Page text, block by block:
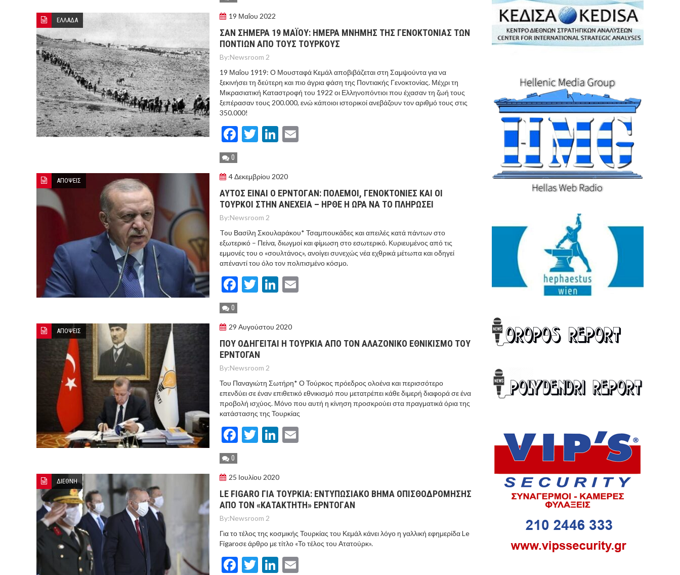
ΕΛΛΑΔΑ 19 Μαΐου 2022
ΣΑΝ ΣΗΜΕΡΑ 19 ΜΑΪΟΥ: ΗΜΕΡΑ ΜΝΗΜΗΣ ΤΗΣ ΓΕΝΟΚΤΟΝΙΑΣ ΤΩΝ
ΠΟΝΤΙΩΝ ΑΠΟ ΤΟΥΣ ΤΟΥΡΚΟΥΣ
By:Newsroom 2
19 Μαΐου 1919: Ο Μουσταφά Κεμάλ αποβιβάζεται στη Σαμψούντα για να
ξεκινήσει τη δεύτερη και πιο άγρια φάση της Ποντιακής Γενοκτονίας. Μέχρι τη
Μικρασιατική Καταστροφή του 1922 οι Ελληνοπόντιοι που έχασαν τη ζωή τους
ξεπέρασαν τους 200.000, ενώ κάποιοι ιστορικοί ανεβάζουν τον αριθμό τους στις
350.000!
Facebook
TwitterLinkedIn
0
ΑΠΟΨΕΙΣ 4 Δεκεμβρίου 2020
ΑΥΤOΣ ΕIΝΑΙ Ο ΕΡΝΤΟΓAΝ: ΠOΛΕΜΟΙ, ΓΕΝΟΚΤΟΝIΕΣ ΚΑΙ ΟΙ
ΤΟYΡΚΟΙ ΣΤΗΝ ΑΝEΧΕΙΑ – HΡΘΕ Η ΩΡΑ ΝΑ ΤΟ ΠΛΗΡΩΣΕΙ
By:Newsroom 2
Toυ Βασίλη Σκουλαράκου* Τσαμπουκάδες και απειλές κατά πάντων στο
εξωτερικό – Πείνα, διωγμοί και φίμωση στο εσωτερικό. Κυριευμένος από τις
εμμονές του ο «σουλτάνος», ανοίγει συνεχώς νέα εχθρικά μέτωπα και οδηγεί
απέναντί του όλο τον πολιτισμένο κόσμο.
Facebook
TwitterLinkedIn
0
ΑΠΟΨΕΙΣ 29 Αυγούστου 2020
ΠΟY ΟΔΗΓΕΙΤΑΙ Η ΤΟΥΡΚΙΑ ΑΠΟ ΤΟΝ ΑΛΑΖΟΝΙΚΟ ΕΘΝΙΚΙΣΜΟ ΤΟΥ
ΕΡΝΤΟΓΑΝ
By:Newsroom 2
Του Παναγιώτη Σωτήρη* Ο Τούρκος πρόεδρος ολοένα και περισσότερο
επενδύει σε έναν επιθετικό εθνικισμό που μετατρέπει κάθε διμερή διαφορά σε ένα
προβολή ισχύος. Μόνο που αυτή η κίνηση προσκρούει στα πραγματικά όρια της
κατάστασης της Τουρκίας
Facebook
TwitterLinkedIn
0
ΔΙΕΘΝΗ 25 Ιουλίου 2020
LE FIGARO ΓΙΑ ΤΟΥΡΚIΑ: ΕΝΤΥΠΩΣΙΑΚO ΒHΜΑ ΟΠΙΣΘΟΔΡOΜΗΣΗΣ
ΑΠO ΤΟΝ «ΚΑΤΑΚΤΗΤH» ΕΡΝΤΟΓAΝ
By:Newsroom 2
Για το τέλος της κοσμικής Τουρκίας του Κεμάλ κάνει λόγο η γαλλική εφημερίδα Le
Figaroσε άρθρο με τίτλο «Το τέλος του Ατατούρκ».
Facebook
TwitterLinkedIn